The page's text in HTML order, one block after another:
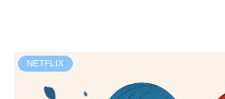
NETFLIX